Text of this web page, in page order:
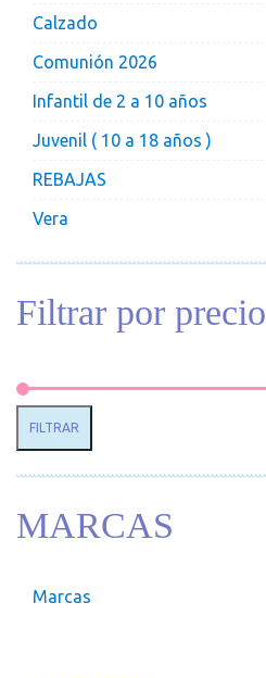
Calzado
Comunión 2026
Infantil de 2 a 10 años
Juvenil ( 10 a 18 años )
REBAJAS
Vera
Filtrar por precio
FILTRAR
MARCAS
Marcas